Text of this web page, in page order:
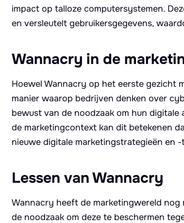
impact op talloze computersystemen.
en versleutelt gebruikersgegevens,
Wannacry in de
Hoewel Wannacry op het eerste gezicht
manier waarop bedrijven denken over
bewust van de noodzaak om hun
de marketingcontext kan dit betekenen
nieuwe digitale marketingstrategieën en -
Lessen van Wannacry
Wannacry heeft de marketingwereld
de noodzaak om deze te beschermen